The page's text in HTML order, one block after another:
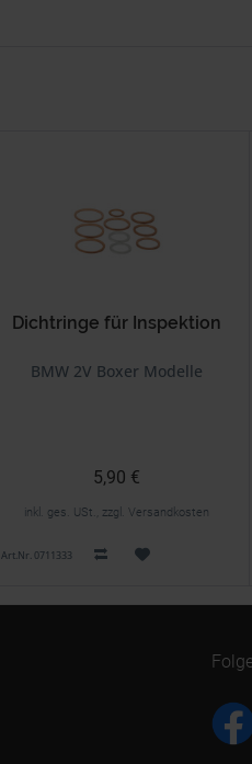
Dichtringe für Inspektion
BMW 2V Boxer Modelle
5,90 €
inkl. ges. USt., zzgl. Versandkosten
Art.Nr. 0711333